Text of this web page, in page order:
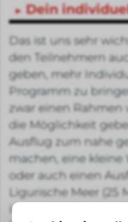
Dein
Das ist uns sehr
den Teilnehmern
geben, mehr
Programm zu
zwar einen Rahmen
die Möglichkeit
Ausflug zum nahe
machen, eine
oder auch einen
Ligurische Meer (25
ist so ausgelegt,